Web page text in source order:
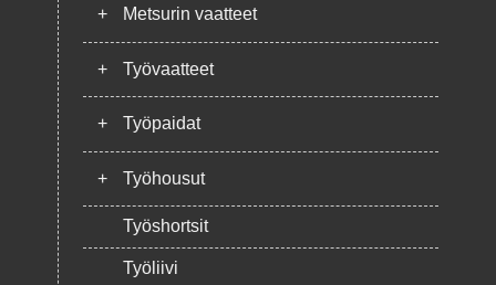
+ Metsurin vaatteet
+ Työvaatteet
+ Työpaidat
+ Työhousut
Työshortsit
Työliivi